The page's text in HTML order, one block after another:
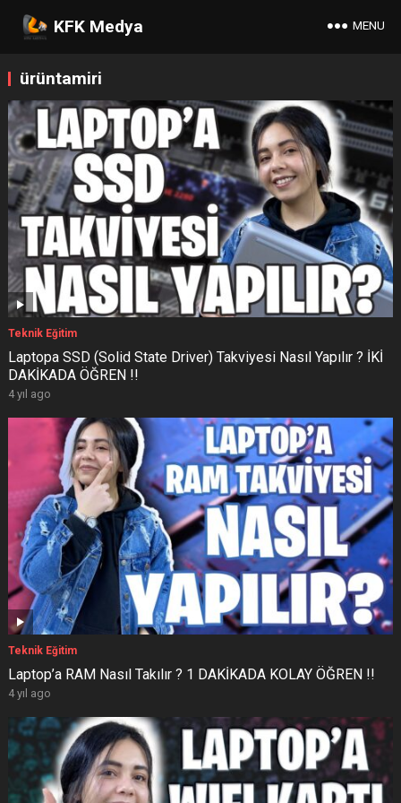
KFK Medya MENU
ürüntamiri
Teknik Eğitim
Laptopa SSD (Solid State Driver) Takviyesi Nasıl Yapılır ? İKİ
DAKİKADA ÖĞREN !!
4 yıl ago
Teknik Eğitim
Laptop’a RAM Nasıl Takılır ? 1 DAKİKADA KOLAY ÖĞREN !!
4 yıl ago